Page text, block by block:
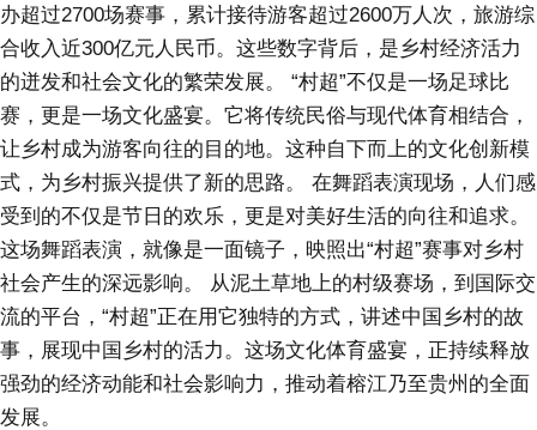
办超过2700场赛事，累计接待游客超过2600万人次，旅游综
合收入近300亿元人民币。这些数字背后，是乡村经济活力
的迸发和社会文化的繁荣发展。 “村超”不仅是一场足球比
赛，更是一场文化盛宴。它将传统民俗与现代体育相结合，
让乡村成为游客向往的目的地。这种自下而上的文化创新模
式，为乡村振兴提供了新的思路。 在舞蹈表演现场，人们感
受到的不仅是节日的欢乐，更是对美好生活的向往和追求。
这场舞蹈表演，就像是一面镜子，映照出“村超”赛事对乡村
社会产生的深远影响。 从泥土草地上的村级赛场，到国际交
流的平台，“村超”正在用它独特的方式，讲述中国乡村的故
事，展现中国乡村的活力。这场文化体育盛宴，正持续释放
强劲的经济动能和社会影响力，推动着榕江乃至贵州的全面
发展。